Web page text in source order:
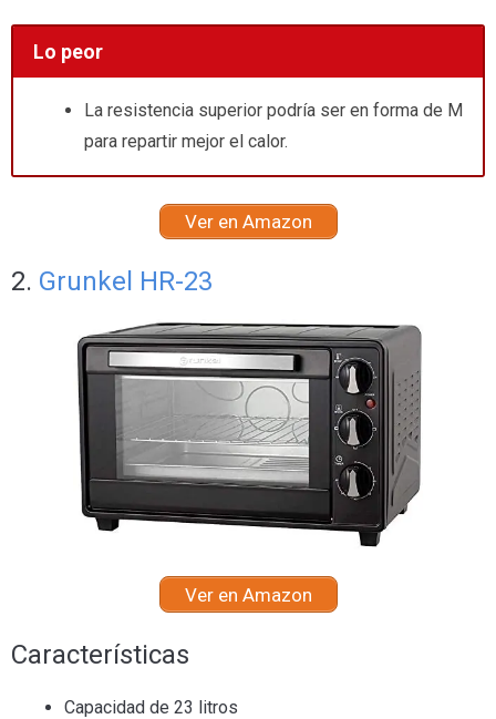
Lo peor
La resistencia superior podría ser en forma de M
para repartir mejor el calor.
Ver en Amazon
2. Grunkel HR-23
Ver en Amazon
Características
Capacidad de 23 litros